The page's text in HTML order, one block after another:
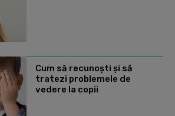
Cum să recunoști și să
tratezi problemele de
vedere la copii